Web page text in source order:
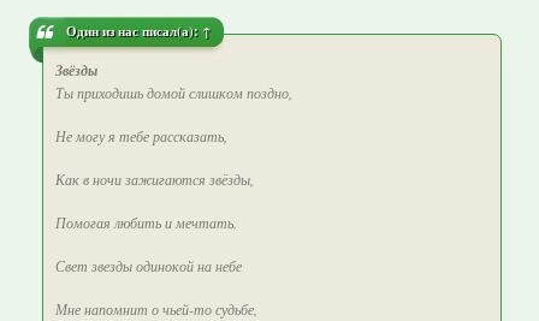
Один из насписал(а): ↑
Звёзды
Ты приходишь домой слишком поздно,
Не могу я тебе рассказать,
Как в ночи зажигаются звёзды,
Помогая любить и мечтать.
Свет звезды одинокой на небе
Мне напомнит о чьей-то судьбе,